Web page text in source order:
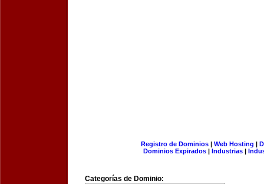
Registro de Dominios| Web Hosting |
Dominios Expirados | Industrias |
Categorías de Dominio: